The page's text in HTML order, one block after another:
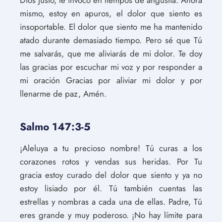
mismo, estoy en apuros, el dolor que siento es
insoportable. El dolor que siento me ha mantenido
atado durante demasiado tiempo. Pero sé que Tú
me salvarás, que me aliviarás de mi dolor. Te doy
las gracias por escuchar mi voz y por responder a
mi oración Gracias por aliviar mi dolor y por
llenarme de paz, Amén.
Salmo 147:3-5
¡Aleluya a tu precioso nombre! Tú curas a los
corazones rotos y vendas sus heridas. Por Tu
gracia estoy curado del dolor que siento y ya no
estoy lisiado por él. Tú también cuentas las
estrellas y nombras a cada una de ellas. Padre, Tú
eres grande y muy poderoso. ¡No hay límite para